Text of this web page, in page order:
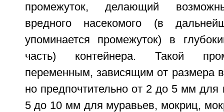
промежуток, делающий
вредного насекомого (в
упоминается промежуток) в
часть) контейнера. Такой
переменным, зависящим от размера
но предпочтительно от 2 до 5 мм
5 до 10 мм для муравьев, мокриц,